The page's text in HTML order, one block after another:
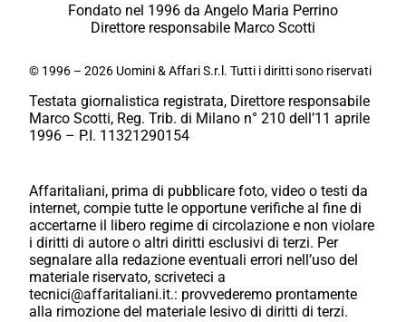
Fondato nel 1996 da Angelo Maria Perrino
Direttore responsabile Marco Scotti
© 1996 – 2026 Uomini & Affari S.r.l. Tutti i diritti sono riservati
Testata giornalistica registrata, Direttore responsabile
Marco Scotti, Reg. Trib. di Milano n° 210 dell’11 aprile
1996 – P.I. 11321290154
Affaritaliani, prima di pubblicare foto, video o testi da
internet, compie tutte le opportune verifiche al fine di
accertarne il libero regime di circolazione e non violare
i diritti di autore o altri diritti esclusivi di terzi. Per
segnalare alla redazione eventuali errori nell’uso del
materiale riservato, scriveteci a
tecnici@affaritaliani.it.: provvederemo prontamente
alla rimozione del materiale lesivo di diritti di terzi.